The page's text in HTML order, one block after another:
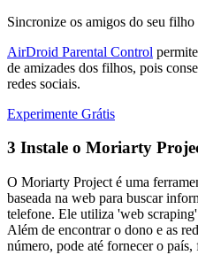
Sincronize os amigos do seu filho
AirDroid Parental Control
de amizades dos filhos, pois
redes sociais.
Experimente Grátis
3 Instale o Moriarty
O Moriarty Project é uma
baseada na web para buscar
telefone. Ele utiliza 'web
Além de encontrar o dono e as
número, pode até fornecer o